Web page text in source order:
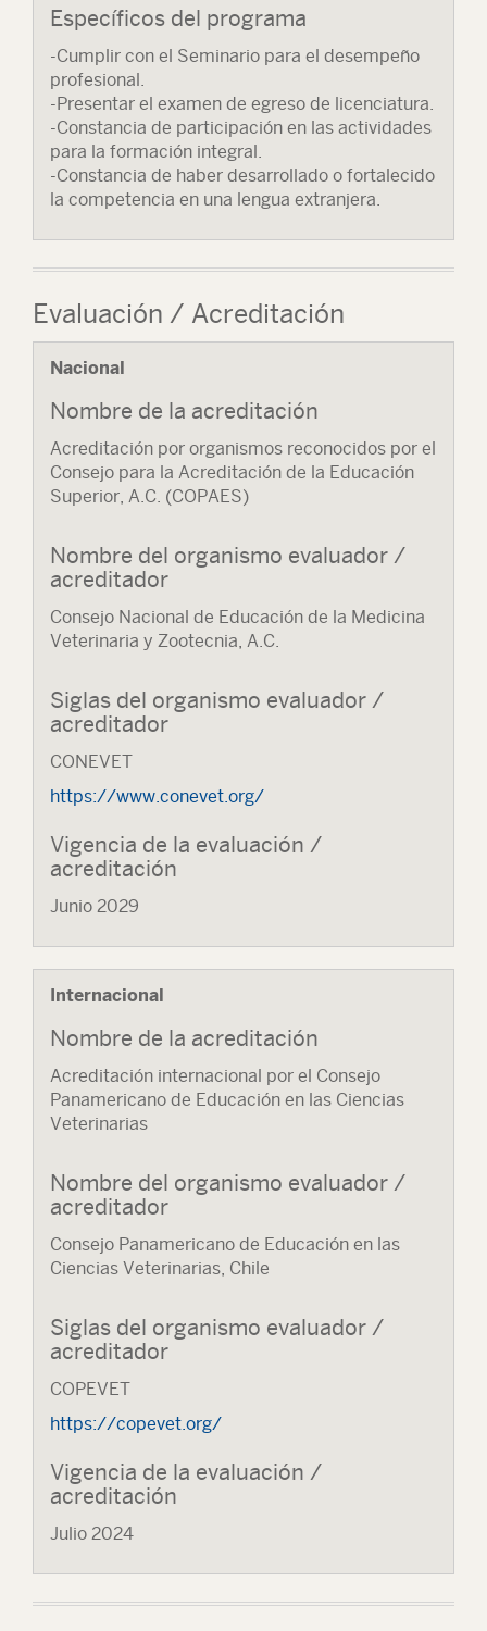
Específicos del programa
-Cumplir con el Seminario para el desempeño
profesional.
-Presentar el examen de egreso de licenciatura.
-Constancia de participación en las actividades
para la formación integral.
-Constancia de haber desarrollado o fortalecido
la competencia en una lengua extranjera.
Evaluación / Acreditación
Nacional
Nombre de la acreditación
Acreditación por organismos reconocidos por el
Consejo para la Acreditación de la Educación
Superior, A.C. (COPAES)
Nombre del organismo evaluador /
acreditador
Consejo Nacional de Educación de la Medicina
Veterinaria y Zootecnia, A.C.
Siglas del organismo evaluador /
acreditador
CONEVET
https://www.conevet.org/
Vigencia de la evaluación /
acreditación
Junio 2029
Internacional
Nombre de la acreditación
Acreditación internacional por el Consejo
Panamericano de Educación en las Ciencias
Veterinarias
Nombre del organismo evaluador /
acreditador
Consejo Panamericano de Educación en las
Ciencias Veterinarias, Chile
Siglas del organismo evaluador /
acreditador
COPEVET
https://copevet.org/
Vigencia de la evaluación /
acreditación
Julio 2024